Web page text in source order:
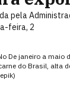
pela
feira, 2
De janeiro a maio
do Brasil, alta